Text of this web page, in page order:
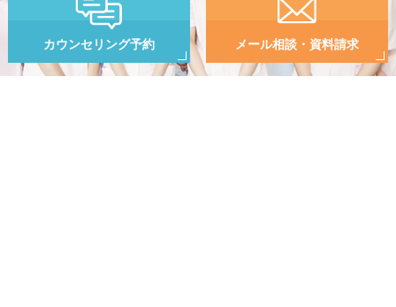
カウンセリング予約 メール相談・資料請求